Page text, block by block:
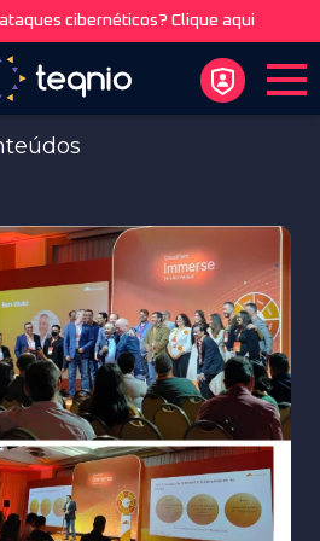
cibernéticos? Clique aqui